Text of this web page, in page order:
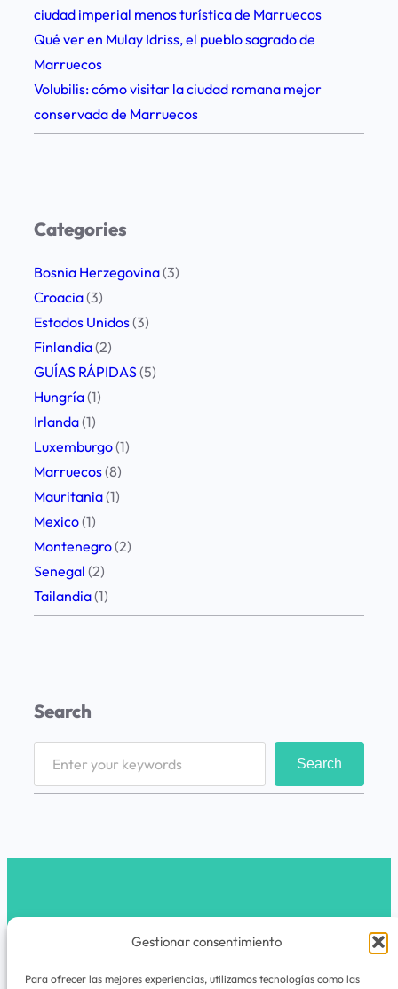
Gestionar consentimiento
Para ofrecer las mejores experiencias, utilizamos tecnologías como las
r
a
d
o
e
:
r
u
t
a
c
o
m
p
l
e
t
a
p
o
o
u
t
ciudad imperial menos turística de Marruecos
Qué ver en Mulay Idriss, el pueblo sagrado de
Marruecos
Volubilis: cómo visitar la ciudad romana mejor
conservada de Marruecos
Categories
Bosnia Herzegovina(3)
Croacia(3)
Estados Unidos(3)
Finlandia(2)
GUÍAS RÁPIDAS(5)
Hungría(1)
Irlanda(1)
Luxemburgo(1)
Marruecos(8)
Mauritania(1)
Mexico(1)
Montenegro(2)
Senegal (2)
Tailandia(1)
Search
Search
latribunomada.com
Instagram